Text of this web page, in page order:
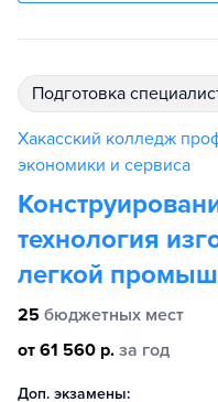
подготовка
Хакасский колледж
экономики и сервиса
технология
легкой
25 бюджетных мест
от 61 560 р. за год
Доп. экзамены: